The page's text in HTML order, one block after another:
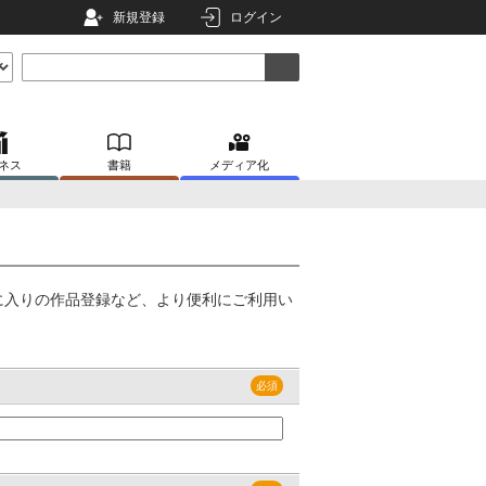
新規登録 ログイン
ス 書籍 メディア化
りの作品登録など、より便利にご利用い